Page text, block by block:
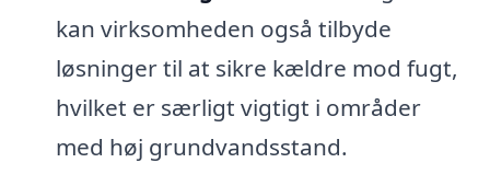
kan virksomheden også tilbyde
løsninger til at sikre kældre mod fugt,
hvilket er særligt vigtigt i områder
med høj grundvandsstand.